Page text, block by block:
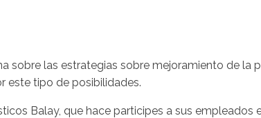
sobre las estrategias sobre mejoramiento de
este tipo de posibilidades.
Balay, que hace participes a sus